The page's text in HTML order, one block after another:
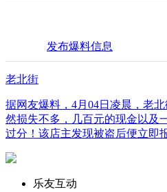
发布爆料信息
老北街
据网友爆料，4月04日凌晨，老
然损失不多，几百元的现金以及
过分！该店主发现被盗后便立即
乐友互动